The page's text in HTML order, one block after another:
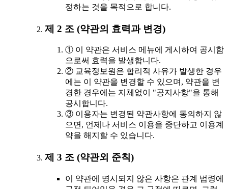
정하는 것을 목적으로 합니다.
제 2 조 (약관의 효력과 변경)
① 이 약관은 서비스 메뉴에 게시하여 공시함
으로써 효력을 발생합니다.
② 교육정보원은 합리적 사유가 발생한 경우
에는 이 약관을 변경할 수 있으며, 약관을 변
경한 경우에는 지체없이 "공지사항"을 통해
공시합니다.
③ 이용자는 변경된 약관사항에 동의하지 않
으면, 언제나 서비스 이용을 중단하고 이용계
약을 해지할 수 있습니다.
제 3 조 (약관외 준칙)
이 약관에 명시되지 않은 사항은 관계 법령에